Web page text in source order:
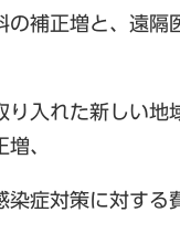
補正増と、遠隔
入れた新しい地
、
症対策に対する